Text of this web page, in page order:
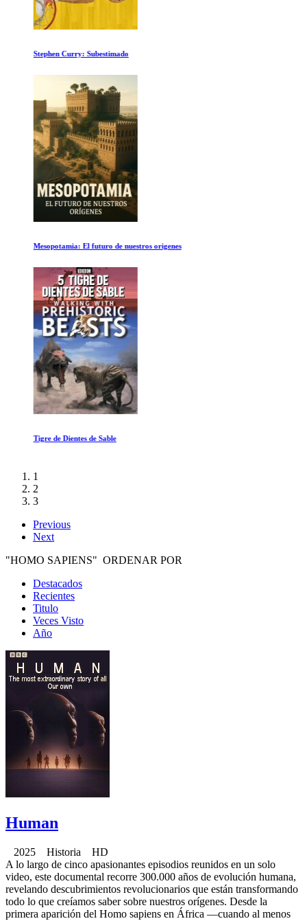
Stephen Curry: Subestimado
Mesopotamia: El futuro de nuestros origenes
Tigre de Dientes de Sable
1
2
3
Previous
Next
"HOMO SAPIENS" ORDENAR POR
Destacados
Recientes
Titulo
Veces Visto
Año
Human
2025 Historia HD
A lo largo de cinco apasionantes episodios reunidos en un solo
video, este documental recorre 300.000 años de evolución humana,
revelando descubrimientos revolucionarios que están transformando
todo lo que creíamos saber sobre nuestros orígenes. Desde la
primera aparición del Homo sapiens en África —cuando al menos